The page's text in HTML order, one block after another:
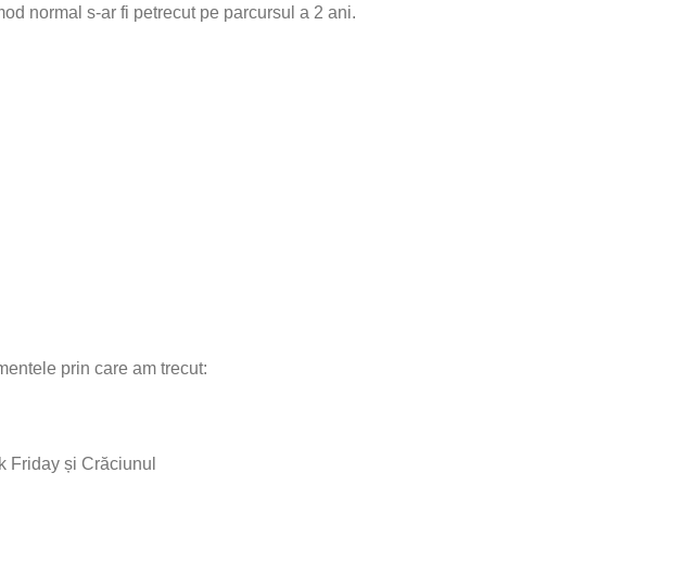
normal s-ar fi petrecut pe parcursul a 2 ani.
prin care am trecut:
Friday și Crăciunul